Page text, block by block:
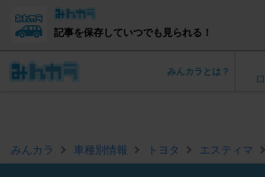
記事を保存していつでも見られる！
みんカラとは？
みんカラ 車種別情報 トヨタ エスティマ